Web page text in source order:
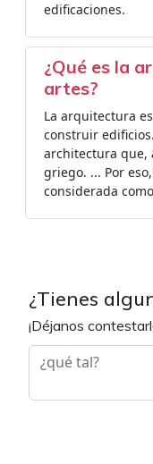
edificaciones.
¿Qué es la
artes?
La arquitectura
construir
architectura que,
griego. ... Por
considerada
¿Tienes
¡Déjanos